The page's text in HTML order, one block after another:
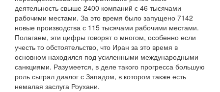
деятельность свыше 2400 компаний с 46 тысячами
рабочими местами. За это время было запущено 7142
новые производства с 115 тысячами рабочими местами.
Полагаем, эти цифры говорят о многом, особенно если
учесть то обстоятельство, что Иран за это время в
основном находился под усиленными международными
санкциями. Разумеется, в деле такого прогресса большую
роль сыграл диалог с Западом, в котором также есть
немалая заслуга Роухани.